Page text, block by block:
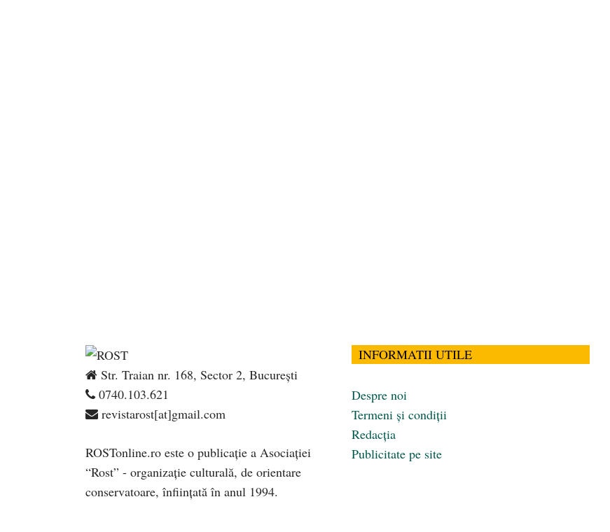
Str. Traian nr. 168, Sector 2, București
0740.103.621
revistarost[at]gmail.com
ROSTonline.ro este o publicaţie a Asociaţiei
“Rost” - organizaţie culturală, de orientare
conservatoare, înfiinţată în anul 1994.
INFORMATII UTILE
Despre noi
Termeni și condiții
Redacția
Publicitate pe site